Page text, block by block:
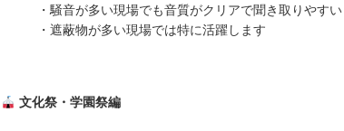
・騒音が多い現場でも音質がクリアで聞き取りやすい
・遮蔽物が多い現場では特に活躍します
文化祭・学園祭編